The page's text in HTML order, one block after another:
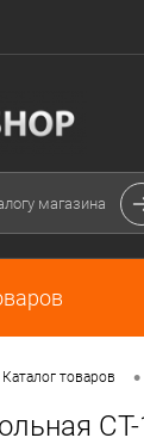
Каталог товаров •